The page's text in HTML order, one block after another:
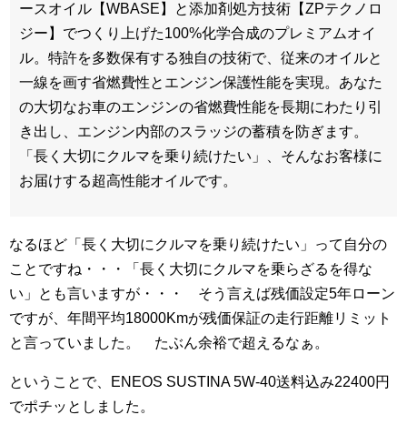
ースオイル【WBASE】と添加剤処方技術【ZPテクノロ
ジー】でつくり上げた100%化学合成のプレミアムオイ
ル。特許を多数保有する独自の技術で、従来のオイルと
一線を画す省燃費性とエンジン保護性能を実現。あなた
の大切なお車のエンジンの省燃費性能を長期にわたり引
き出し、エンジン内部のスラッジの蓄積を防ぎます。
「長く大切にクルマを乗り続けたい」、そんなお客様に
お届けする超高性能オイルです。
なるほど「長く大切にクルマを乗り続けたい」って自分の
ことですね・・・「長く大切にクルマを乗らざるを得な
い」とも言いますが・・・ そう言えば残価設定5年ローン
ですが、年間平均18000Kmが残価保証の走行距離リミット
と言っていました。 たぶん余裕で超えるなぁ。
ということで、ENEOS SUSTINA 5W-40送料込み22400円
でポチッとしました。